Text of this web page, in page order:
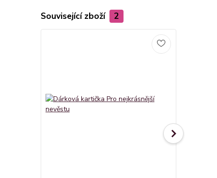
Související zboží 2